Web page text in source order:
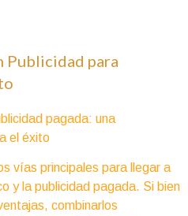
Publicidad para
pagada: una
el éxito
vías principales para llegar a
y la publicidad pagada. Si bien
combinarlos